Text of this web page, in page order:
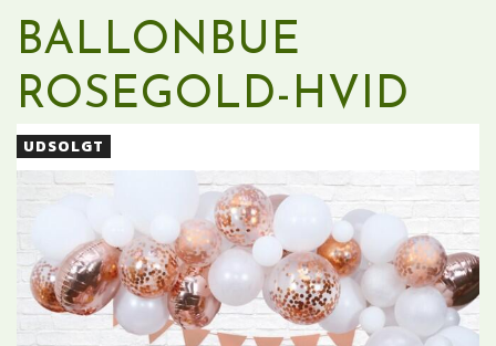
BALLONBUE
ROSEGOLD-HVID
UDSOLGT